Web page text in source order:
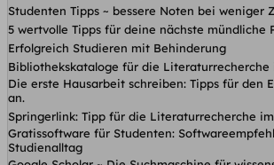
Studenten Tipps ~ bessere Noten bei weniger
5 wertvolle Tipps für deine nächste mündliche
Erfolgreich Studieren mit Behinderung
Bibliothekskataloge für die
Die erste Hausarbeit schreiben: Tipps für den
an.
Springerlink: Tipp für die Literaturrecherche
Gratissoftware für Studenten:
Studienalltag